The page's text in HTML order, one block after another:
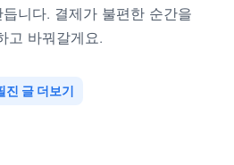
니다. 결제가 불편한 순간을
고 바꿔갈게요.
진 글 더보기